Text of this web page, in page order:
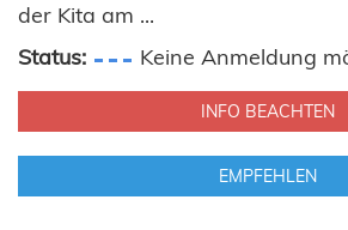
der Kita am ...
Status:
Keine Anmeldung
INFO BEACHTEN
EMPFEHLEN